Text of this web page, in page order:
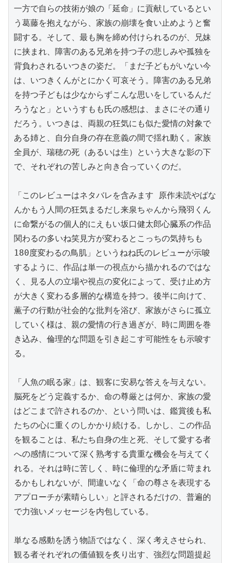
一方で自らの技術が娘の「延命」に貢献しているとい
う葛藤を抱えながら、家族の崩壊を食い止めようと奮
闘する。そして、最も胸を締め付けられるのが、兄妹
に挟まれ、障害のある兄弟を持つ子の悲しみや孤独を
背負わされるいつきの姿だ。「まだ子どもがいない今
は、いつきくんがとにかく可哀そう。障害のある兄弟
を持つ子どもは少なからずこんな思いをしているんだ
ろうなと」というすもも氏の感想は、まさにその通り
だろう。いつきは、両親の狂気にも似た愛情の対象で
ある姉と、自分自身の存在意義の間で揺れ動く。家族
全員が、瑞穂の死（あるいは生）という大きな影の下
で、それぞれの苦しみと向き合っていくのだ。
「このレビューはネタバレを含みます 原作未読やばな
んかもう人間の狂気まるだし来泉ちゃんから飛羽くん
に命繋がるの個人的にえもい坂口健太郎心臓系の作品
関わるの多いね笑見方が変わるとこっちの気持ちも
180度変わるの鳥肌」というねね氏のレビューが示唆
するように、作品は単一の視点から描かれるのではな
く、見る人の立場や視点の変化によって、受け止め方
が大きく変わる多層的な構造を持つ。後半に向けて、
薫子の行動が社会的な批判を浴び、家族がさらに孤立
していく様は、親の愛情の行き過ぎが、時に周囲を巻
き込み、倫理的な問題を引き起こす可能性をも示唆す
る。
「人魚の眠る家」は、観客に安易な答えを与えない。
脳死をどう定義するか、命の尊厳とは何か、家族の愛
はどこまで許されるのか、という問いは、鑑賞後も私
たちの心に重くのしかかり続ける。しかし、この作品
を観ることは、私たち自身の生と死、そして愛する者
への感情について深く熟考する貴重な機会を与えてく
れる。それは時に苦しく、時に倫理的な矛盾に苛まれ
るかもしれないが、間違いなく「命の尊さを表現する
アプローチが素晴らしい」と評されるだけの、普遍的
で力強いメッセージを内包している。
単なる感動を誘う物語ではなく、深く考えさせられ、
観る者それぞれの価値観を炙り出す、強烈な問題提起